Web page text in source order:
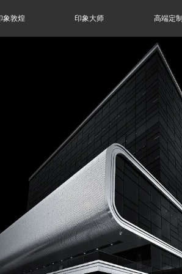
象敦煌 印象大师 高端定制